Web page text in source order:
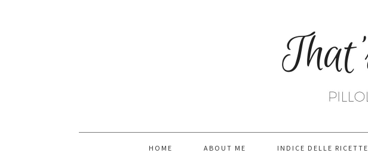
HOME ABOUT ME INDICE DELLE RICETTE